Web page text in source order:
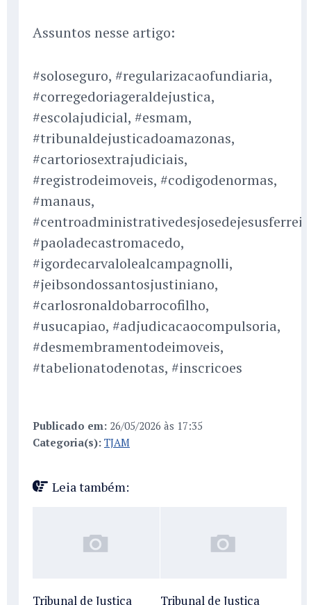
Assuntos nesse artigo:
#soloseguro, #regularizacaofundiaria,
#corregedoriageraldejustica,
#escolajudicial, #esmam,
#tribunaldejusticadoamazonas,
#cartoriosextrajudiciais,
#registrodeimoveis, #codigodenormas,
#manaus,
#paoladecastromacedo,
#igordecarvalolealcampagnolli,
#jeibsondossantosjustiniano,
#carlosronaldobarrocofilho,
#usucapiao, #adjudicacaocompulsoria,
#desmembramentodeimoveis,
#tabelionatodenotas, #inscricoes
Publicado em: 26/05/2026 às 17:35
Categoria(s): TJAM
Leia também:
Tribunal de Justiça Tribunal de Justiça